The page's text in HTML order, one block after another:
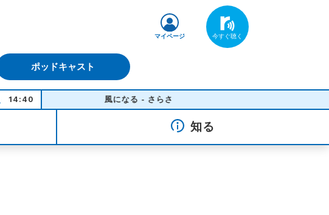
ポッドキャスト
マイページ
14:40 風になる - さらさ
知る